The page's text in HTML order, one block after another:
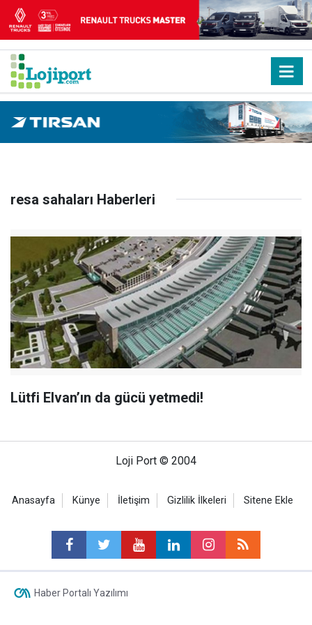
resa sahaları Haberleri
Lütfi Elvan’ın da gücü yetmedi!
Loji Port © 2004
Anasayfa Künye İletişim Gizlilik İlkeleri Sitene Ekle
Haber Portalı Yazılımı